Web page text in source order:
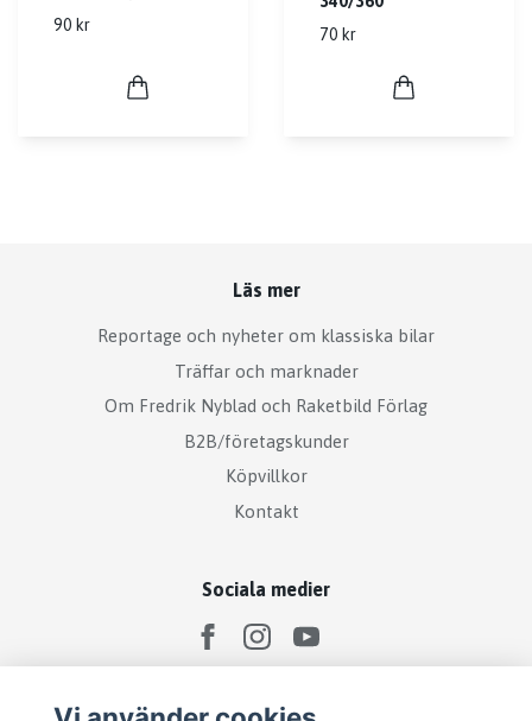
90 kr
70 kr
Läs mer
Reportage och nyheter om klassiska bilar
Träffar och marknader
Om Fredrik Nyblad och Raketbild Förlag
B2B/företagskunder
Köpvillkor
Kontakt
Sociala medier